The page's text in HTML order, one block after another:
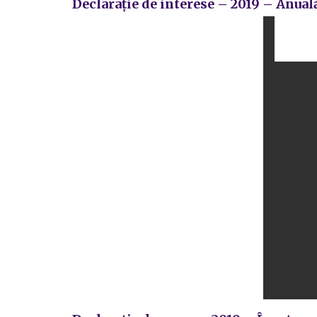
Declarație de interese – 2019 –